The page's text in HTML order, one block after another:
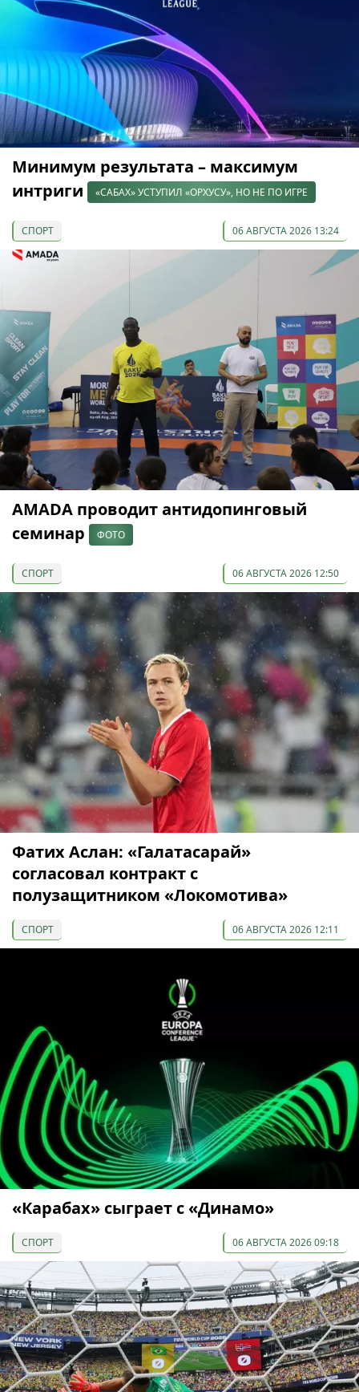
Минимум результата – максимум
интриги
«САБАХ» УСТУПИЛ «ОРХУСУ», НО НЕ ПО ИГРЕ
СПОРТ 06 АВГУСТА 2026 13:24
AMADA проводит антидопинговый
семинар
ФОТО
СПОРТ 06 АВГУСТА 2026 12:50
Фатих Аслан: «Галатасарай»
согласовал контракт с
полузащитником «Локомотива»
СПОРТ 06 АВГУСТА 2026 12:11
«Карабах» сыграет с «Динамо»
СПОРТ 06 АВГУСТА 2026 09:18